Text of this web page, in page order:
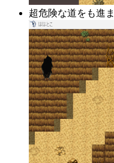
超危険な道をも進